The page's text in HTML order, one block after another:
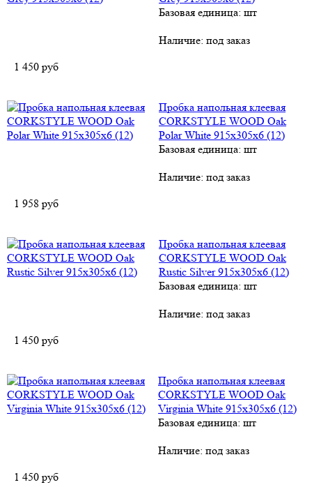
Базовая единица: шт
Наличие: под заказ
1 450 руб
Пробка напольная клеевая
CORKSTYLE WOOD Oak
Polar White 915х305х6 (12)
Базовая единица: шт
Наличие: под заказ
1 958 руб
Пробка напольная клеевая
CORKSTYLE WOOD Oak
Rustic Silver 915х305х6 (12)
Базовая единица: шт
Наличие: под заказ
1 450 руб
Пробка напольная клеевая
CORKSTYLE WOOD Oak
Virginia White 915х305х6 (12)
Базовая единица: шт
Наличие: под заказ
1 450 руб